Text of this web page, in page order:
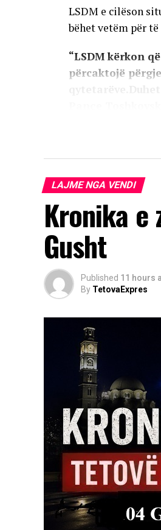
LSDM e cilëson
bëhet vetëm për
“LSDM kërkon
përcaktojë
furnizimin me
opinionit me
Qeveria, sic
e Gostivarit do të
kompetente të
përdorim. Ky
LAJME NGA VENDI
Kronika e
Gusht
Published 11 hours
By TetovaExpres